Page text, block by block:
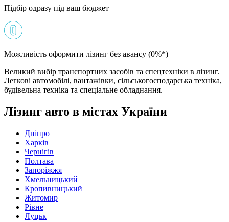
Підбір одразу під ваш бюджет
Можливість оформити лізинг без авансу (0%*)
Великий вибір транспортних засобів та спецтехніки в лізинг.
Легкові автомобілі, вантажівки, сільськогосподарська техніка,
будівельна техніка та спеціальне обладнання.
Лізинг авто в містах України
Дніпро
Харків
Чернігів
Полтава
Запоріжжя
Хмельницький
Кропивницький
Житомир
Рівне
Луцьк